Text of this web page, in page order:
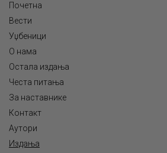
Почетна
Вести
Уџбеници
О нама
Остала издања
Честа питања
За наставнике
Контакт
Аутори
Издања